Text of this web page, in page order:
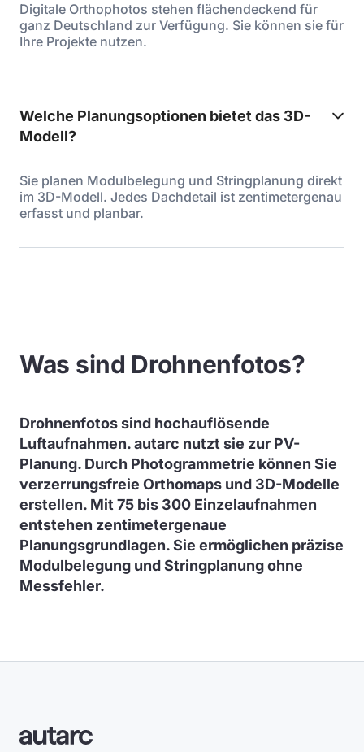
Digitale Orthophotos stehen flächendeckend für
ganz Deutschland zur Verfügung. Sie können sie für
Ihre Projekte nutzen.
Welche Planungsoptionen bietet das 3D-
Modell?
Sie planen Modulbelegung und Stringplanung direkt
im 3D-Modell. Jedes Dachdetail ist zentimetergenau
erfasst und planbar.
Was sind Drohnenfotos?
Drohnenfotos sind hochauflösende
Luftaufnahmen. autarc nutzt sie zur PV-
Planung. Durch Photogrammetrie können Sie
verzerrungsfreie Orthomaps und 3D-Modelle
erstellen. Mit 75 bis 300 Einzelaufnahmen
entstehen zentimetergenaue
Planungsgrundlagen. Sie ermöglichen präzise
Modulbelegung und Stringplanung ohne
Messfehler.